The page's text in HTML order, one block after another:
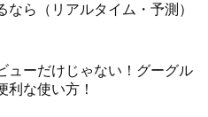
なら（リアルタイム・予測）
ューだけじゃない！グーグル
利な使い方！